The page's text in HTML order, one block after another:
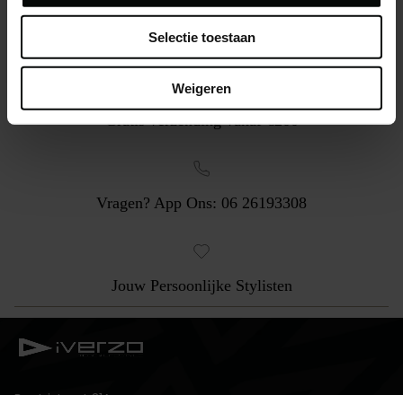
Selectie toestaan
Weigeren
Gratis verzending vanaf €200
Vragen? App Ons: 06 26193308
Jouw Persoonlijke Stylisten